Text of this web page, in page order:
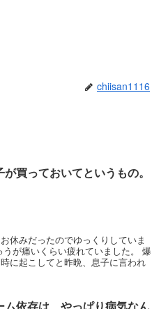
chiisan1116
が買っておいてというもの。
休みだったのでゆっくりしていま
が痛いくらい疲れていました。 爆
に起こしてと昨晩、息子に言われ
ム依存は、やっぱり病気なん